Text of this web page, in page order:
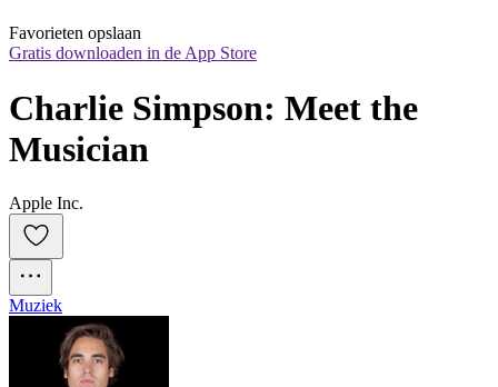
Favorieten opslaan
Gratis downloaden in de App Store
Charlie Simpson: Meet the
Musician
Apple Inc.
Muziek